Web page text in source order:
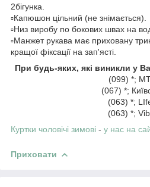
2бігунка.
▫️Капюшон цільний (не знімається).
▫️Низ виробу по бокових швах на
▫️Манжет рукава має приховану
кращої фіксації на зап'ясті.
При будь-яких, які виникли у
(099) *;
(067) *;
(063) *;
(063) *;
Куртки чоловічі зимові - у нас на
Приховати